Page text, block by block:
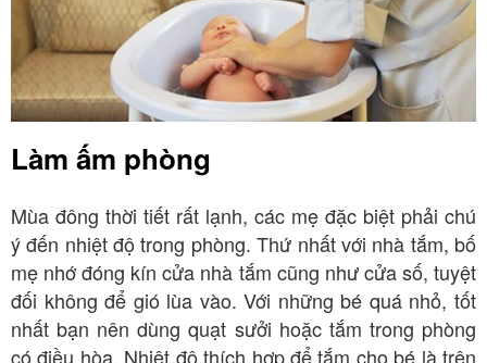
Làm ấm phòng
Mùa đông thời tiết rất lạnh, các mẹ đặc biệt phải chú
ý đến nhiệt độ trong phòng. Thứ nhất với nhà tắm, bố
mẹ nhớ đóng kín cửa nhà tắm cũng như cửa số, tuyệt
đối không để gió lùa vào. Với những bé quá nhỏ, tốt
nhất bạn nên dùng quạt sưởi hoặc tắm trong phòng
có điều hòa. Nhiệt độ thích hợp để tắm cho bé là trên